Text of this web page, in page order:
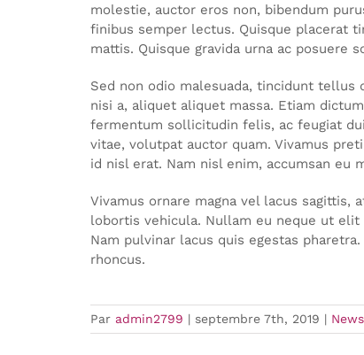
molestie, auctor eros non, bibendum
finibus semper lectus. Quisque placerat
mattis. Quisque gravida urna ac posuere
Sed non odio malesuada, tincidunt tellus
nisi a, aliquet aliquet massa. Etiam
fermentum sollicitudin felis, ac feugiat
vitae, volutpat auctor quam. Vivamus
id nisl erat. Nam nisl enim, accumsan eu
Vivamus ornare magna vel lacus
lobortis vehicula. Nullam eu neque ut
Nam pulvinar lacus quis egestas
rhoncus.
Par admin2799 | septembre 7th, 2019 | News